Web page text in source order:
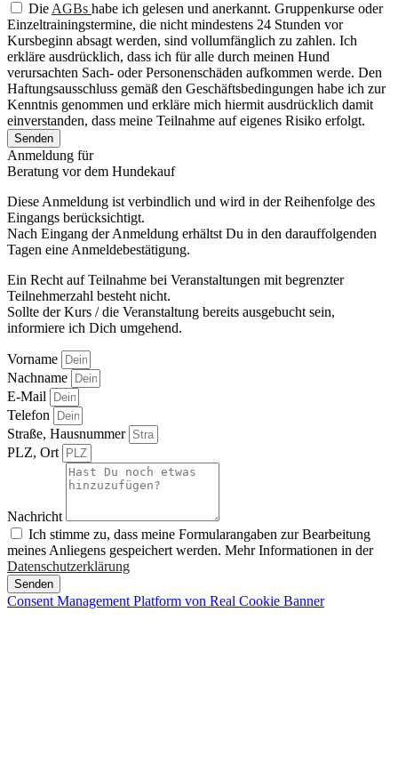
Die AGBs habe ich gelesen und anerkannt. Gruppenkurse oder
Einzeltrainingstermine, die nicht mindestens 24 Stunden vor
Kursbeginn absagt werden, sind vollumfänglich zu zahlen. Ich
erkläre ausdrücklich, dass ich für alle durch meinen Hund
verursachten Sach- oder Personenschäden aufkommen werde. Den
Haftungsausschluss gemäß den Geschäftsbedingungen habe ich zur
Kenntnis genommen und erkläre mich hiermit ausdrücklich damit
einverstanden, dass meine Teilnahme auf eigenes Risiko erfolgt.
Senden
Anmeldung für
Beratung vor dem Hundekauf
Diese Anmeldung ist verbindlich und wird in der Reihenfolge des
Eingangs berücksichtigt.
Nach Eingang der Anmeldung erhältst Du in den darauffolgenden
Tagen eine Anmeldebestätigung.
Ein Recht auf Teilnahme bei Veranstaltungen mit begrenzter
Teilnehmerzahl besteht nicht.
Sollte der Kurs / die Veranstaltung bereits ausgebucht sein,
informiere ich Dich umgehend.
Vorname
Nachname
E-Mail
Telefon
Straße, Hausnummer
PLZ, Ort
Nachricht
Ich stimme zu, dass meine Formularangaben zur Bearbeitung
meines Anliegens gespeichert werden. Mehr Informationen in der
Datenschutzerklärung
Senden
Consent Management Platform von Real Cookie Banner